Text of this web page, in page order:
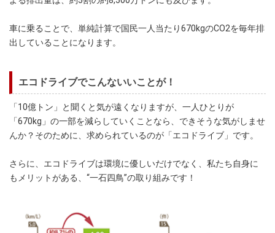
車に乗ることで、単純計算で国民一人当たり670kgのCO2を毎年排
出していることになります。
エコドライブでこんないいことが！
「10億トン」と聞くと気が遠くなりますが、一人ひとりが
「670kg」の一部を減らしていくことなら、できそうな気がしませ
んか？そのために、求められているのが「エコドライブ」です。
さらに、エコドライブは環境に優しいだけでなく、私たち自身に
もメリットがある、“一石四鳥”の取り組みです！